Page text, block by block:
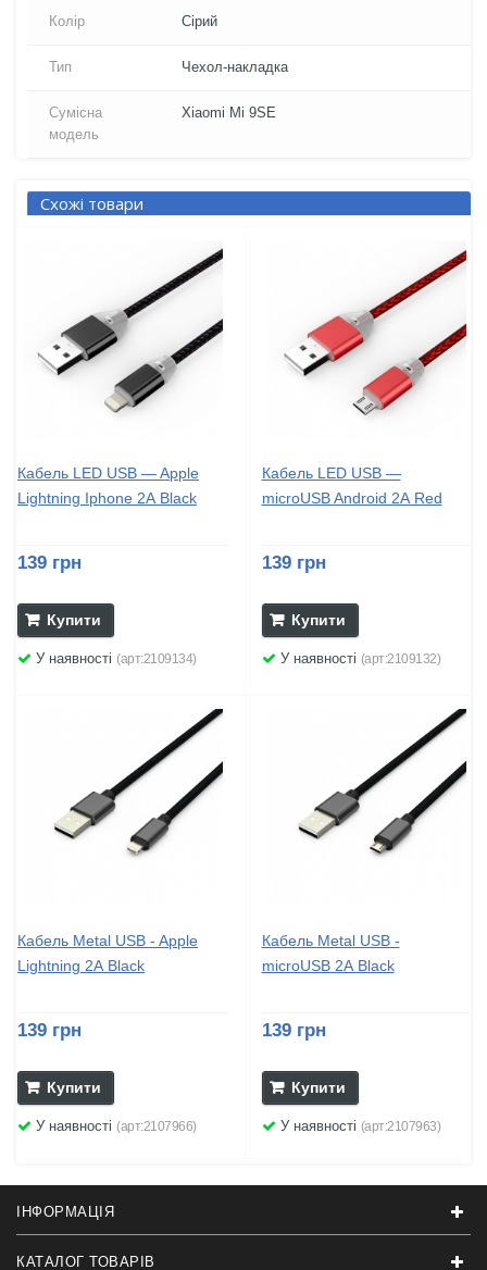
Колір Сірий
Тип Чехол-накладка
Сумісна
модель
Xiaomi Mi 9SE
Схожі товари
Кабель LED USB — Apple
Lightning Iphone 2А Black
139 грн
Купити
У наявності (арт:2109134)
Кабель LED USB —
microUSB Android 2А Red
139 грн
Купити
У наявності (арт:2109132)
Кабель Metal USB - Apple
Lightning 2А Black
139 грн
Купити
У наявності (арт:2107966)
Кабель Metal USB -
microUSB 2А Black
139 грн
Купити
У наявності (арт:2107963)
ІНФОРМАЦІЯ
КАТАЛОГ ТОВАРІВ